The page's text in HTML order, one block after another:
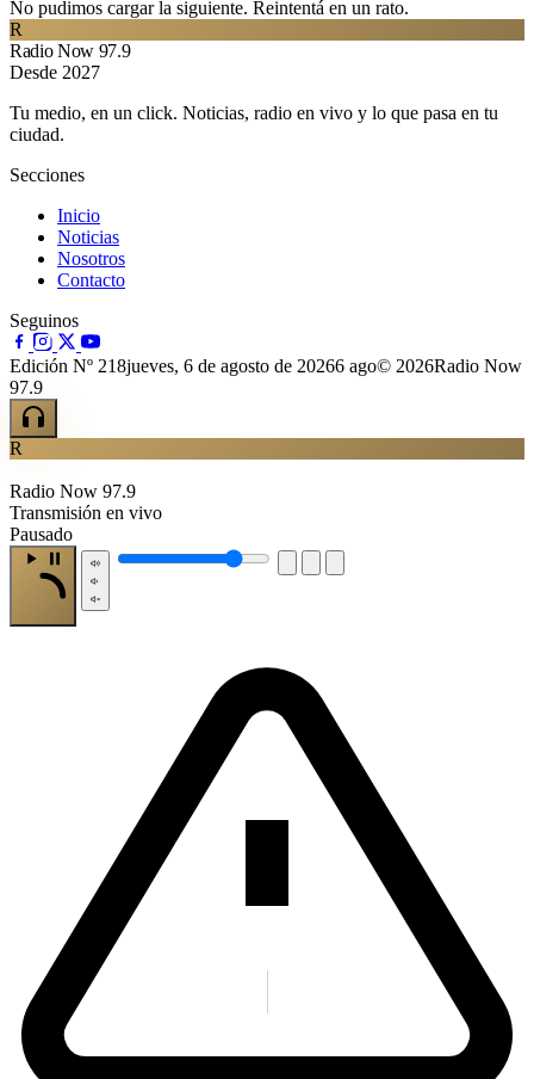
No pudimos cargar la siguiente. Reintentá en un rato.
R
Radio Now 97.9
Desde 2027
Tu medio, en un click. Noticias, radio en vivo y lo que pasa en tu
ciudad.
Secciones
Inicio
Noticias
Nosotros
Contacto
Seguinos
Edición Nº 218jueves, 6 de agosto de 20266 ago© 2026Radio Now
97.9
R
Radio Now 97.9
Transmisión en vivo
Pausado